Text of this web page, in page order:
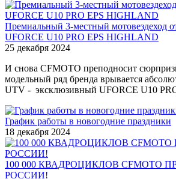
Премиальный 3-местный мотовездеход
UFORCE U10 PRO EPS HIGHLAND
25 декабря 2024
И снова CFMOTO преподносит
модельный ряд бренда врывается
UTV - эксклюзивный UFORCE U10
График работы в новогодние праздники
18 декабря 2024
100 000 КВАДРОЦИКЛОВ CFMOTO
РОССИИ!